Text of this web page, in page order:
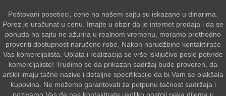
Poštovani posetioci, cene na našem sajtu su iskazane u dinarima.
Porez je uračunat u cenu. Imajte u obzir da je internet prodaja i da se
ponuda na sajtu ne ažurira u realnom vremenu, moramo prethodno
proveriti dostupnost naručene robe. Nakon narudžbine kontaktiraće
Vas komercijalista. Uplata i realizacija se vrše isključivo posle potvrde
komercijaliste! Trudimo se da prikazan sadržaj bude proveren, da
artikli imaju tačne nazive i detaljne specifikacije da bi Vam se olakšala
kupovina. Ne možemo garantovati za potpunu tačnost sadržaja i